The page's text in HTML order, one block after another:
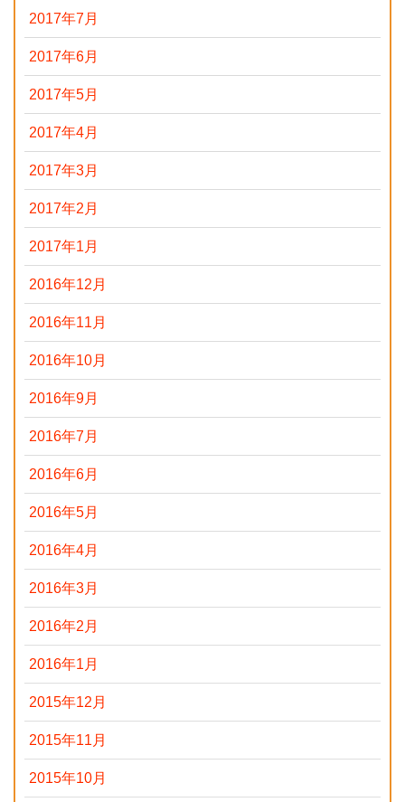
2017年7月
2017年6月
2017年5月
2017年4月
2017年3月
2017年2月
2017年1月
2016年12月
2016年11月
2016年10月
2016年9月
2016年7月
2016年6月
2016年5月
2016年4月
2016年3月
2016年2月
2016年1月
2015年12月
2015年11月
2015年10月